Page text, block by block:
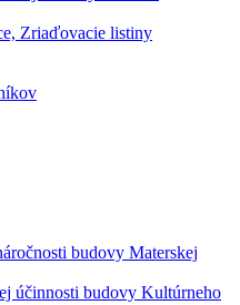
Zriaďovacie listiny
budovy Materskej
účinnosti budovy Kultúrneho